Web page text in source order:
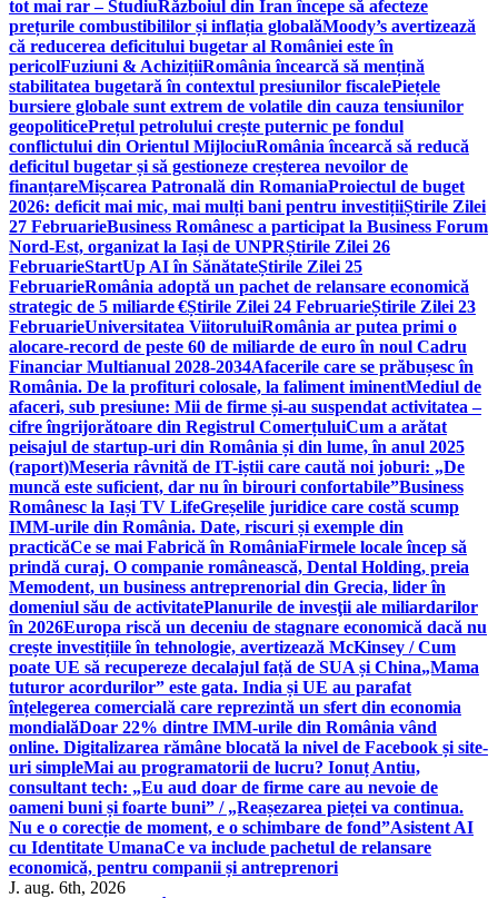
tot mai rar – StudiuRăzboiul din Iran începe să afecteze
prețurile combustibililor și inflația globalăMoody’s avertizează
că reducerea deficitului bugetar al României este în
pericolFuziuni & AchizițiiRomânia încearcă să mențină
stabilitatea bugetară în contextul presiunilor fiscalePiețele
bursiere globale sunt extrem de volatile din cauza tensiunilor
geopoliticePrețul petrolului crește puternic pe fondul
conflictului din Orientul MijlociuRomânia încearcă să reducă
deficitul bugetar și să gestioneze creșterea nevoilor de
finanțareMișcarea Patronală din RomaniaProiectul de buget
2026: deficit mai mic, mai mulți bani pentru investițiiȘtirile Zilei
27 FebruarieBusiness Românesc a participat la Business Forum
Nord-Est, organizat la Iași de UNPRȘtirile Zilei 26
FebruarieStartUp AI în SănătateȘtirile Zilei 25
FebruarieRomânia adoptă un pachet de relansare economică
strategic de 5 miliarde €Știrile Zilei 24 FebruarieȘtirile Zilei 23
FebruarieUniversitatea ViitoruluiRomânia ar putea primi o
alocare-record de peste 60 de miliarde de euro în noul Cadru
Financiar Multianual 2028-2034Afacerile care se prăbușesc în
România. De la profituri colosale, la faliment iminentMediul de
afaceri, sub presiune: Mii de firme și-au suspendat activitatea –
cifre îngrijorătoare din Registrul ComerțuluiCum a arătat
peisajul de startup-uri din România și din lume, în anul 2025
(raport)Meseria râvnită de IT-iștii care caută noi joburi: „De
muncă este suficient, dar nu în birouri confortabile”Business
Românesc la Iași TV LifeGreșelile juridice care costă scump
IMM-urile din România. Date, riscuri și exemple din
practicăCe se mai Fabrică în RomâniaFirmele locale încep să
prindă curaj. O companie românească, Dental Holding, preia
Memodent, un business antreprenorial din Grecia, lider în
domeniul său de activitatePlanurile de invesţii ale miliardarilor
în 2026Europa riscă un deceniu de stagnare economică dacă nu
crește investițiile în tehnologie, avertizează McKinsey / Cum
poate UE să recupereze decalajul față de SUA și China„Mama
tuturor acordurilor” este gata. India și UE au parafat
înțelegerea comercială care reprezintă un sfert din economia
mondialăDoar 22% dintre IMM-urile din România vând
online. Digitalizarea rămâne blocată la nivel de Facebook și site-
uri simpleMai au programatorii de lucru? Ionuț Antiu,
consultant tech: „Eu aud doar de firme care au nevoie de
oameni buni și foarte buni” / „Reașezarea pieței va continua.
Nu e o corecție de moment, e o schimbare de fond”Asistent AI
cu Identitate UmanaCe va include pachetul de relansare
economică, pentru companii și antreprenori
J. aug. 6th, 2026